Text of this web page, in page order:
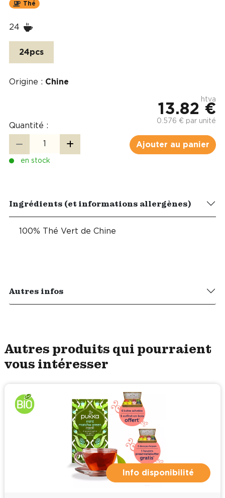
Thé
24
24pcs
Origine : Chine
Quantité :
htva
13.82 €
0.576 € par unité
Ajouter au panier
en stock
Ingrédients (et informations allergènes)
100% Thé Vert de Chine
Autres infos
Autres produits qui pourraient
vous intéresser
Info disponibilité